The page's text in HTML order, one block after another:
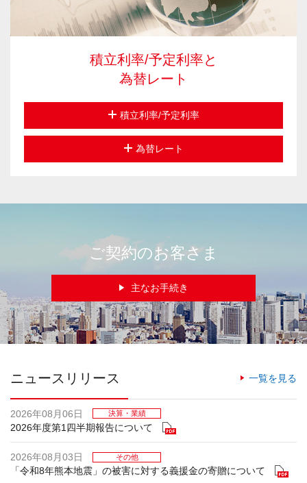
積立利率/予定利率と
為替レート
積立利率/予定利率
為替レート
ご契約のお客さま
主なお手続き
ニュースリリース 一覧を見る
2026年08月06日 決算・業績
2026年度第1四半期報告について
2026年08月03日 その他
「令和8年熊本地震」の被害に対する義援金の寄贈について